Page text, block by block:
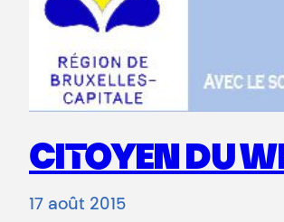
CITOYEN DU
17 août 2015